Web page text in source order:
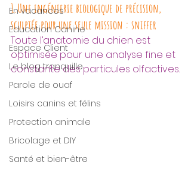
En vacances
Education Canine
Espace Client
Le blog tranquille
Parole de ouaf
Loisirs canins et félins
Protection animale
Bricolage et DIY
Santé et bien-être
1.Une ingénierie biologique de précision,
sculptée pour une seule mission : sniffer
Toute l’anatomie du chien est
optimisée pour une analyse fine et
constante des particules olfactives.